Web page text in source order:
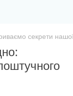
секрети